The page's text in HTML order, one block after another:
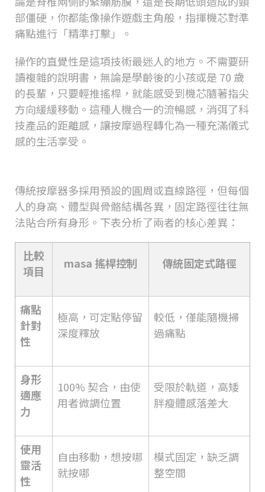
部僵硬，你都能像操作遊戲主角般，指揮機芯對準
痛點進行「精準打擊」。
操作的直覺性是這項技術最迷人的地方。不需要研
讀複雜的說明書，無論是學齡後的小孩或是 70 歲
的長輩，只要輕推搖桿，就能感受到機芯隨著指尖
方向緩緩移動。這種人機合一的流暢感，消弭了科
技產品的距離感，讓按摩過程轉化為一種充滿儀式
感的生活享受。
傳統按摩器多採用預設的圓周或直線路徑，但每個
人的身高、體型與骨骼結構各異，固定路徑往往無
法貼合所有身形。下表分析了兩者的核心差異：
比較
項目
masa 搖桿控制 傳統固定式路徑
痛點
針對
性
極高，可定點停留
深度釋放
較低，僅能隨機掃
過痛點
身形
適應
力
100% 契合，由使
用者微調位置
受限於軌道，高矮
胖瘦體感落差大
使用
靈活
性
自由移動，想按哪
就按哪
模式固定，缺乏調
整空間